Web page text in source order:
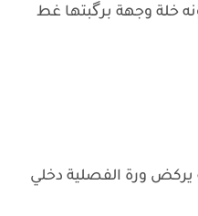
خلة وجهة برگبتها غط
ورة الفصلية دخلي